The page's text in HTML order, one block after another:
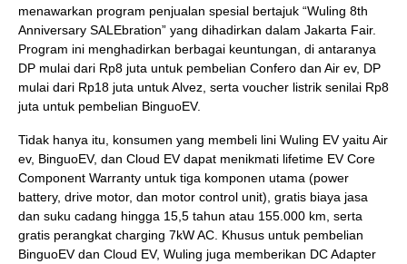
menawarkan program penjualan spesial bertajuk “Wuling 8th
Anniversary SALEbration” yang dihadirkan dalam Jakarta Fair.
Program ini menghadirkan berbagai keuntungan, di antaranya
DP mulai dari Rp8 juta untuk pembelian Confero dan Air ev, DP
mulai dari Rp18 juta untuk Alvez, serta voucher listrik senilai Rp8
juta untuk pembelian BinguoEV.
Tidak hanya itu, konsumen yang membeli lini Wuling EV yaitu Air
ev, BinguoEV, dan Cloud EV dapat menikmati lifetime EV Core
Component Warranty untuk tiga komponen utama (power
battery, drive motor, dan motor control unit), gratis biaya jasa
dan suku cadang hingga 15,5 tahun atau 155.000 km, serta
gratis perangkat charging 7kW AC. Khusus untuk pembelian
BinguoEV dan Cloud EV, Wuling juga memberikan DC Adapter